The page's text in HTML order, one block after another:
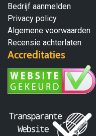
Bedrijf aanmelden
Privacy policy
Algemene voorwaarden
Recensie achterlaten
Accreditaties